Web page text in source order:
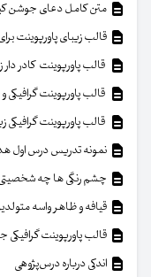
متن کامل دعای جوشن
قالب زیبای پاورپوینت برای
قالب پاورپوینت کادر دار
قالب پاورپوینت گرافیکی
قالب پاورپوینت گرافیکی
نمونه تدریس درس اول
چشم رنگی ها چه شخصیتی
قیافه و ظاهر واسه
قالب پاورپوینت گرافیکی
اندکی درباره درس‌پژوهی